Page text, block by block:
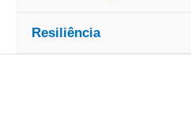
Resiliência